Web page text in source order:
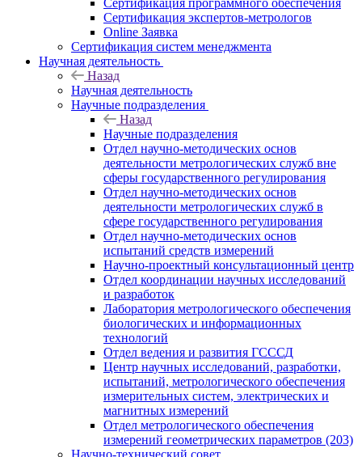
Сертификация программного обеспечения
Сертификация экспертов-метрологов
Online Заявка
Сертификация систем менеджмента
Научная деятельность
Назад
Научная деятельность
Научные подразделения
Назад
Научные подразделения
Отдел научно-методических основ
деятельности метрологических служб вне
сферы государственного регулирования
Отдел научно-методических основ
деятельности метрологических служб в
сфере государственного регулирования
Отдел научно-методических основ
испытаний средств измерений
Научно-проектный консультационный центр
Отдел координации научных исследований
и разработок
Лаборатория метрологического обеспечения
биологических и информационных
технологий
Отдел ведения и развития ГСССД
Центр научных исследований, разработки,
испытаний, метрологического обеспечения
измерительных систем, электрических и
магнитных измерений
Отдел метрологического обеспечения
измерений геометрических параметров (203)
Научно-технический совет